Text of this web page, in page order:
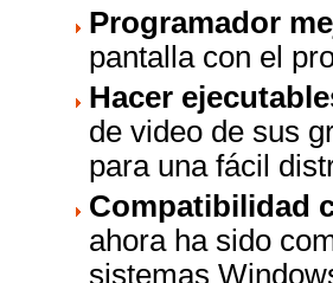
Programador
pantalla con el
Hacer
de video de sus
para una fácil
Compatibilidad
ahora ha sido
sistemas